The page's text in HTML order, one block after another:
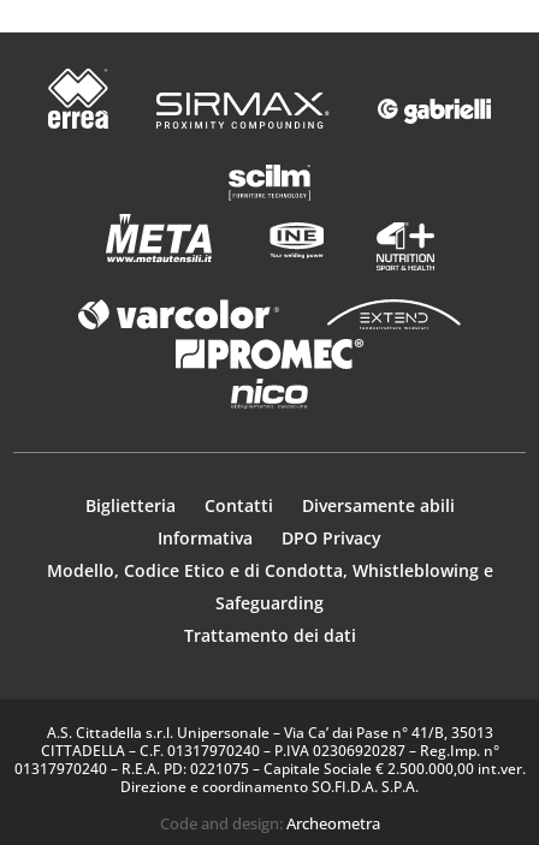
Biglietteria Contatti
Diversamente abili
Informativa
DPO Privacy
Modello, Codice Etico e di Condotta, Whistleblowing e
Safeguarding
Trattamento dei dati
A.S. Cittadella s.r.l. Unipersonale – Via Ca’ dai Pase n° 41/B, 35013
CITTADELLA – C.F. 01317970240 – P.IVA 02306920287 – Reg.Imp. n°
01317970240 – R.E.A. PD: 0221075 – Capitale Sociale € 2.500.000,00 int.ver.
Direzione e coordinamento SO.FI.D.A. S.P.A.
Code and design:Archeometra